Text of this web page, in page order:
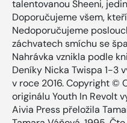
talentovanou Sheeni,
Doporučujeme všem,
Nedoporučujeme
záchvatech smíchu se
Nahrávka vznikla podle
Deníky Nicka Twispa 1-3
v roce 2016. Copyright ©
originálu Youth In Revolt
Aivia Press přeložila